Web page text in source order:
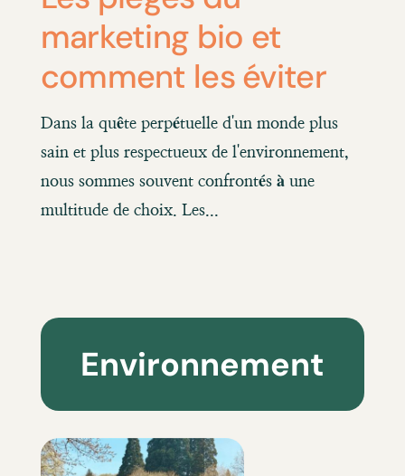
marketing bio et
comment les éviter
Dans la quête perpétuelle d'un monde plus
sain et plus respectueux de l'environnement,
nous sommes souvent confrontés à une
multitude de choix. Les...
Environnement